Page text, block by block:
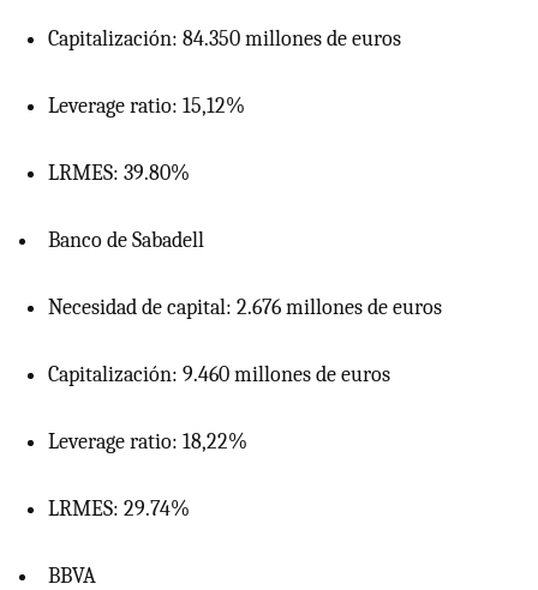
Capitalización: 84.350 millones de euros
Leverage ratio: 15,12%
LRMES: 39.80%
Banco de Sabadell
Necesidad de capital: 2.676 millones de euros
Capitalización: 9.460 millones de euros
Leverage ratio: 18,22%
LRMES: 29.74%
BBVA